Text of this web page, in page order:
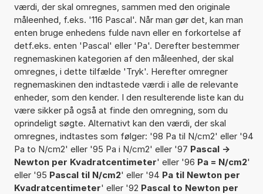
værdi, der skal omregnes, sammen med den originale
måleenhed, f.eks. '116 Pascal'. Når man gør det, kan man
enten bruge enhedens fulde navn eller en forkortelse af
detf.eks. enten 'Pascal' eller 'Pa'. Derefter bestemmer
regnemaskinen kategorien af den måleenhed, der skal
omregnes, i dette tilfælde 'Tryk'. Herefter omregner
regnemaskinen den indtastede værdi i alle de relevante
enheder, som den kender. I den resulterende liste kan du
være sikker på også at finde den omregning, som du
oprindeligt søgte. Alternativt kan den værdi, der skal
omregnes, indtastes som følger: '98 Pa til N/cm2' eller '94
Pa to N/cm2' eller '95 Pa i N/cm2' eller '97 Pascal ->
Newton per Kvadratcentimeter' eller '96 Pa = N/cm2'
eller '95 Pascal til N/cm2' eller '94 Pa til Newton per
Kvadratcentimeter' eller '92 Pascal to Newton per